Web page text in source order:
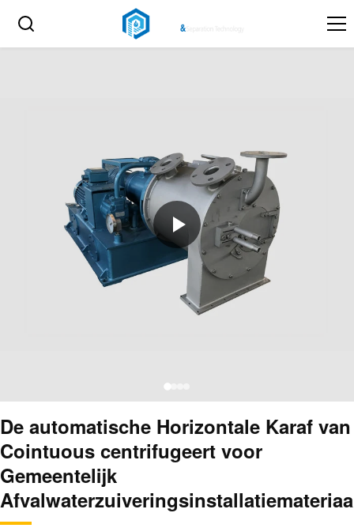
De automatische Horizontale Karaf van
Cointuous centrifugeert voor
Gemeentelijk